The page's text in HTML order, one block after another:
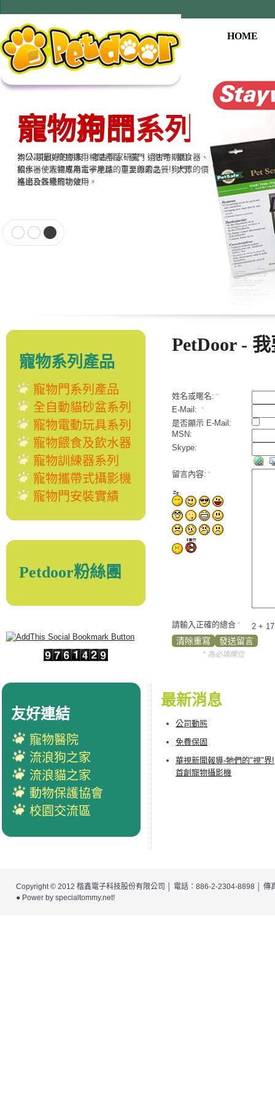
HOME
寵物用品系列
本公司提供寵物專用相關產品，貓門、狗門、餵食器、
飲水器、寵物專用電子產品…等至尊的品質，大眾的價
格適合各種寵物使用。
寵物系列產品
寵物門系列產品
全自動貓砂盆系列
寵物電動玩具系列
寵物餵食及飲水器
寵物訓練器系列
寵物攜帶式攝影機
寵物門安裝實績
Petdoor粉絲團
PetDoor -
姓名或暱名: *
E-Mail: *
是否顯示 E-Mail:
MSN:
Skype:
留言內容: *
請輸入正確的總合 * 2 +
* 為必填欄位
最新消息
公司動態
免費保固
華視新聞報導-牠們的"視"界!
首創寵物攝影機
友好連結
寵物醫院
流浪狗之家
流浪貓之家
動物保護協會
校園交流區
Copyright © 2012 楷鑫電子科技股份有限公司
│ 電話：886-2-2304-8898 │
● Power by specialtommy.net!